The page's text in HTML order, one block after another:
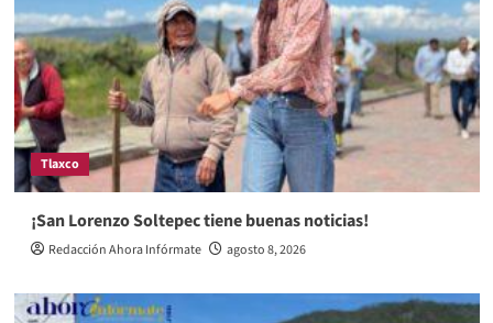
Tlaxco
¡San Lorenzo Soltepec tiene buenas noticias!
Redacción Ahora Infórmate agosto 8, 2026